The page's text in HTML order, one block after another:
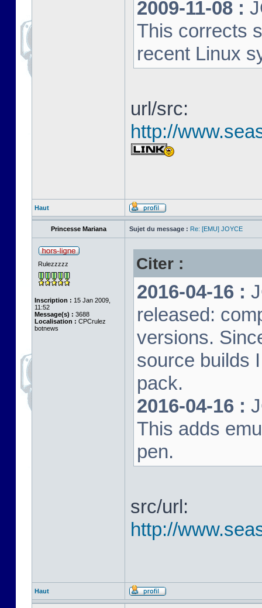
2009-11-08 :
This corrects
recent Linux
url/src:
http://
Haut
Princesse Mariana Sujet du message : Re: [EMU] JOYCE
Rulezzzzz
Inscription : 15 Jan 2009,
11:52
Message(s) : 3688
Localisation : CPCrulez
botnews
Citer :
2016-04-16 :
released:
versions.
source builds
pack.
2016-04-16 :
This adds
pen.
src/url:
http://
Haut